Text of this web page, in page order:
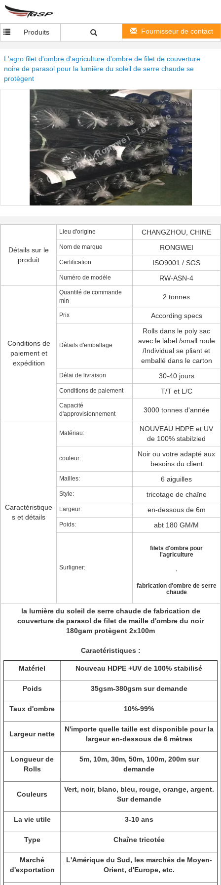
Produits Fournisseur de contact
L'agro filet d'ombre d'agriculture d'ombre de filet de couverture
noire de parasol pour la lumière du soleil de serre chaude se
protègent
Détails sur le
produit
Lieu d'origine CHANGZHOU, CHINE
Nom de marque RONGWEI
Certification ISO9001 / SGS
Numéro de modèle RW-ASN-4
Conditions de
paiement et
expédition
Quantité de commande
min
2 tonnes
Prix According specs
Détails d'emballage
Rolls dans le poly sac
avec le label /small roule
/Individual se pliant et
emballé dans le carton
Délai de livraison 30-40 jours
Conditions de paiement T/T et L/C
Capacité
d'approvisionnement
3000 tonnes d'année
Caractéristique
s et détails
Matériau:
NOUVEAU HDPE et UV
de 100% stabilzied
couleur:
Noir ou votre adapté aux
besoins du client
Mailles: 6 aiguilles
Style: tricotage de chaîne
Largeur: en-dessous de 6m
Poids: abt 180 GM/M
Surligner:
filets d'ombre pour
l'agriculture
fabrication d'ombre de serre
chaude
la lumière du soleil de serre chaude de fabrication de
couverture de parasol de filet de maille d'ombre du noir
180gam protègent 2x100m
Caractéristiques :
Matériel Nouveau HDPE +UV de 100% stabilisé
Poids 35gsm-380gsm sur demande
Taux d'ombre 10%-99%
Largeur nette
N'importe quelle taille est disponible pour la
largeur en-dessous de 6 mètres
Longueur de
Rolls
5m, 10m, 30m, 50m, 100m, 200m sur
demande
Couleurs
Vert, noir, blanc, bleu, rouge, orange, argent.
Sur demande
La vie utile 3-10 ans
Type Chaîne tricotée
Marché
d'exportation
L'Amérique du Sud, les marchés de Moyen-
Orient, d'Europe, etc.